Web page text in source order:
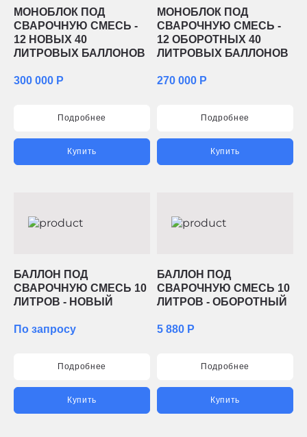
МОНОБЛОК ПОД
СВАРОЧНУЮ СМЕСЬ -
12 НОВЫХ 40
ЛИТРОВЫХ БАЛЛОНОВ
300 000 Р
Подробнее
Купить
МОНОБЛОК ПОД
СВАРОЧНУЮ СМЕСЬ -
12 ОБОРОТНЫХ 40
ЛИТРОВЫХ БАЛЛОНОВ
270 000 Р
Подробнее
Купить
БАЛЛОН ПОД
СВАРОЧНУЮ СМЕСЬ 10
ЛИТРОВ - НОВЫЙ
По запросу
Подробнее
Купить
БАЛЛОН ПОД
СВАРОЧНУЮ СМЕСЬ 10
ЛИТРОВ - ОБОРОТНЫЙ
5 880 Р
Подробнее
Купить